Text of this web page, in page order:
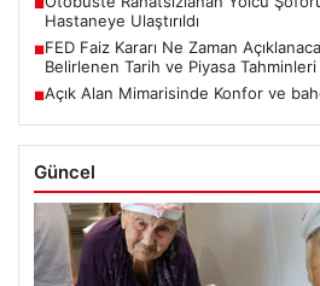
■
Hastaneye Ulaştırıldı
■FED Faiz Kararı Ne Zaman
Belirlenen Tarih ve Piyasa Tahminleri
■Açık Alan Mimarisinde Konfor ve
Güncel